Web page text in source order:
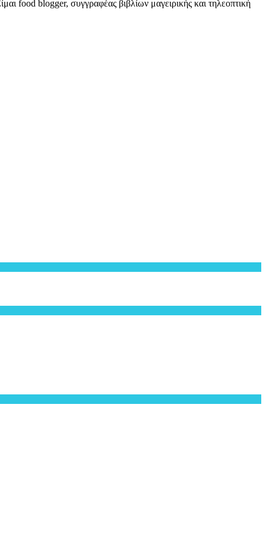
food blogger, συγγραφέας βιβλίων μαγειρικής και τηλεοπτική